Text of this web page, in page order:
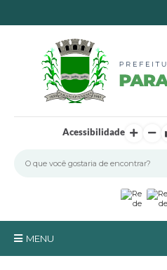
Acessibilidade
MENU